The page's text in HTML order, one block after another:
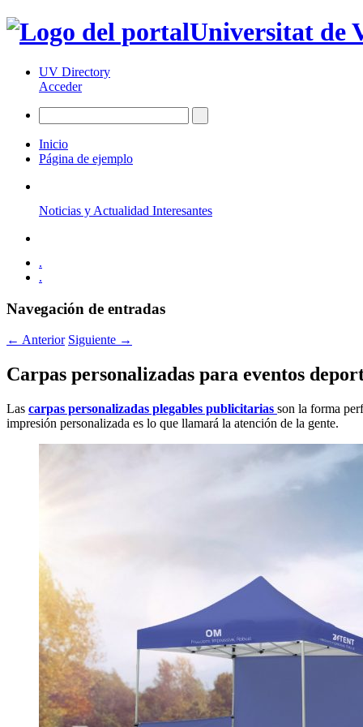
Universitat de
UV Directory
Acceder
Inicio
Página de ejemplo
Noticias y Actualidad Interesantes
.
.
Navegación de entradas
← Anterior Siguiente →
Carpas personalizadas para eventos
Las carpas personalizadas plegables publicitarias son la forma
impresión personalizada es lo que llamará la atención de la gente.